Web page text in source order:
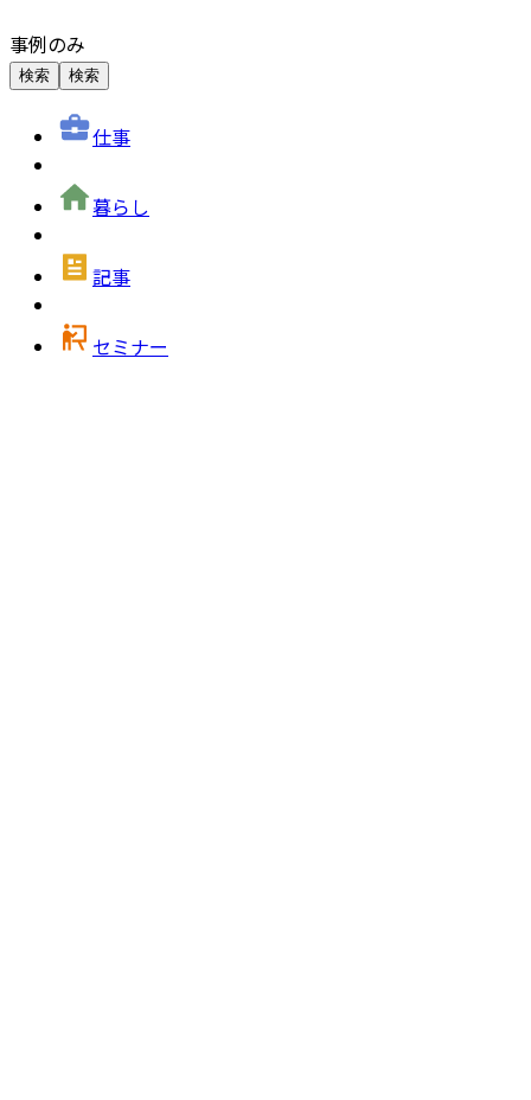
事例のみ
検索 検索
仕事
暮らし
記事
セミナー